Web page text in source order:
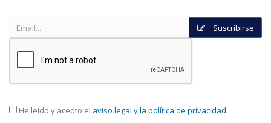
Suscribirse
He leído y acepto el aviso legal y la política de privacidad.